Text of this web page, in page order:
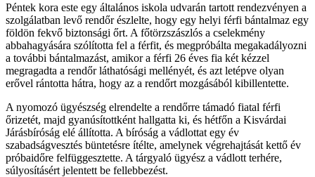
Péntek kora este egy általános iskola udvarán tartott rendezvényen a
szolgálatban levő rendőr észlelte, hogy egy helyi férfi bántalmaz egy
földön fekvő biztonsági őrt. A főtörzszászlós a cselekmény
abbahagyására szólította fel a férfit, és megpróbálta megakadályozni
a további bántalmazást, amikor a férfi 26 éves fia két kézzel
megragadta a rendőr láthatósági mellényét, és azt letépve olyan
erővel rántotta hátra, hogy az a rendőrt mozgásából kibillentette.
A nyomozó ügyészség elrendelte a rendőrre támadó fiatal férfi
őrizetét, majd gyanúsítottként hallgatta ki, és hétfőn a Kisvárdai
Járásbíróság elé állította. A bíróság a vádlottat egy év
szabadságvesztés büntetésre ítélte, amelynek végrehajtását kettő év
próbaidőre felfüggesztette. A tárgyaló ügyész a vádlott terhére,
súlyosításért jelentett be fellebbezést.